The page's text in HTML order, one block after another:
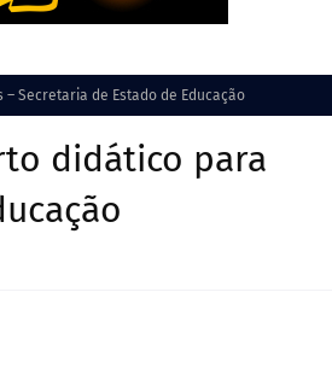
Secretaria de Estado de Educação
didático para